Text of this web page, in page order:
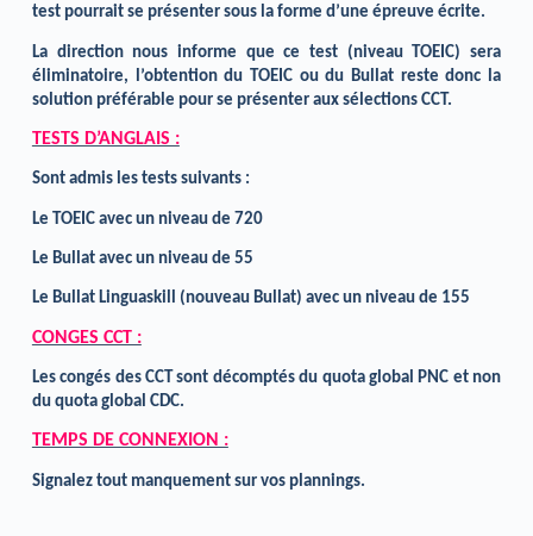
test pourrait se présenter sous la forme d’une épreuve écrite.
La direction nous informe que ce test (niveau TOEIC) sera
éliminatoire, l’obtention du TOEIC ou du Bullat reste donc la
solution préférable pour se présenter aux sélections CCT.
TESTS D’ANGLAIS :
Sont admis les tests suivants :
Le TOEIC avec un niveau de 720
Le Bullat avec un niveau de 55
Le Bullat Linguaskill (nouveau Bullat) avec un niveau de 155
CONGES CCT :
Les congés des CCT sont décomptés du quota global PNC et non
du quota global CDC.
TEMPS DE CONNEXION :
Signalez tout manquement sur vos plannings.